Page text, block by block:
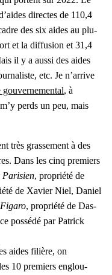
directes de 110,4
des six aides au plu­
et la dif­fu­sion et 31,4
il y a aus­si des aides
etc. Je n’ar­rive
gou­ver­ne­men­tal, à
perds un peu, mais
très gras­se­ment à des
Dans les cinq pre­miers
Pari­sien, pro­prié­té de
de Xavier Niel, Daniel
, pro­prié­té de Das­
pos­sé­dé par Patrick
aides filière, on
10 pre­miers englou­